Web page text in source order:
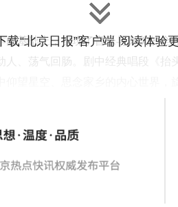
的基础上，实现了音乐与舞美的全
人、荡气回肠。剧中经典唱段《抬
以美育人”的标杆之作，该剧先后
剧节优秀剧目奖。2026年4月22
心结》经典唱段还登上了直播大屏
载“北京日报”客户端 阅读体验